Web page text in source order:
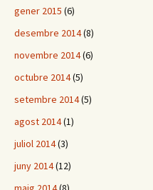
gener 2015 (6)
desembre 2014(8)
novembre 2014(6)
octubre 2014(5)
setembre 2014(5)
agost 2014(1)
juliol 2014(3)
juny 2014(12)